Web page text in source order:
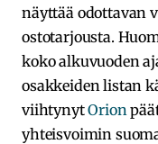
näyttää odottavan
ostotarjousta.
koko alkuvuoden
osakkeiden listan
viihtynytOrion
yhteisvoimin